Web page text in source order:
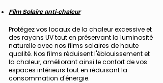
Film Solaire anti-chaleur
Protégez vos locaux de la chaleur excessive et
des rayons UV tout en préservant la luminosité
naturelle avec nos films solaires de haute
qualité. Nos films réduisent l'éblouissement et
la chaleur, améliorant ainsi le confort de vos
espaces intérieurs tout en réduisant la
consommation d'énergie.